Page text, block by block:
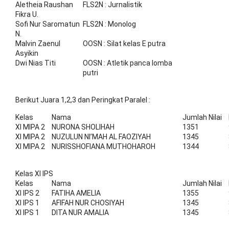
Aletheia Raushan
Fikra U.
FLS2N : Jurnalistik
Sofi Nur Saromatun
N.
FLS2N : Monolog
Malvin Zaenul
Asyikin
OOSN : Silat kelas E putra
Dwi Nias Titi
OOSN : Atletik panca lomba
putri
Berikut Juara 1,2,3 dan Peringkat Paralel :
Kelas Nama Jumlah Nilai
XI MIPA 2
NURONA SHOLIHAH 1351
XI MIPA 2
NUZULUN NI’MAH AL FAOZIYAH 1345
XI MIPA 2
NURISSHOFIANA MUTHOHAROH 1344
Kelas XI IPS
Kelas
Nama Jumlah Nilai
XI IPS 2
FATIHA AMELIA 1355
XI IPS 1
AFIFAH NUR CHOSIYAH 1345
XI IPS 1
DITA NUR AMALIA 1345